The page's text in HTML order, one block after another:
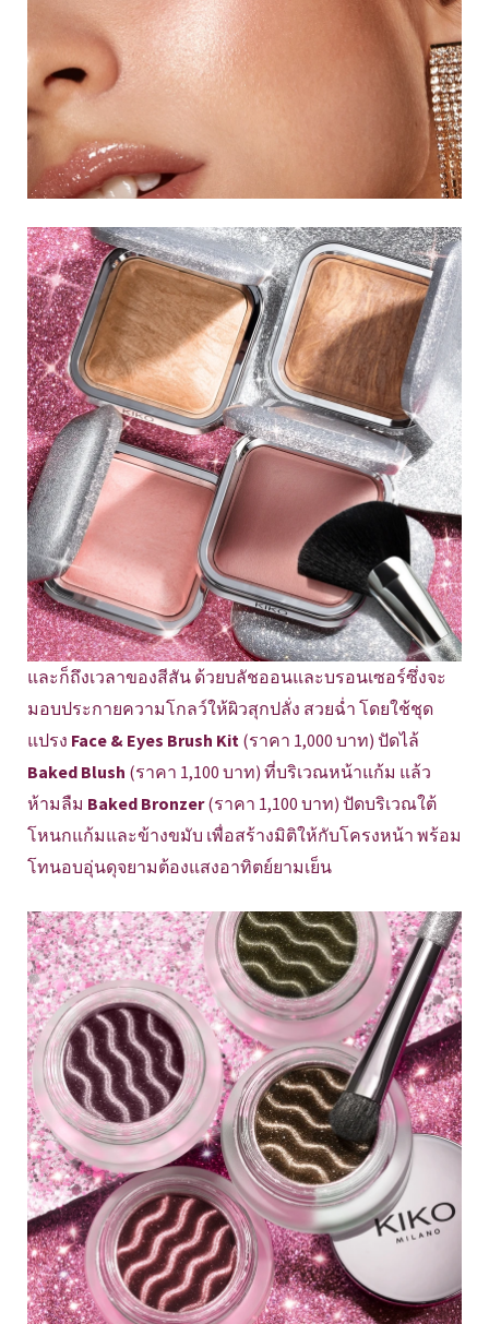
และก็ถึงเวลาของสีสัน ด้วยบลัชออนและบรอนเซอร์ซึ่งจะ
มอบประกายความโกลว์ให้ผิวสุกปลั่ง สวยฉ่ำ โดยใช้ชุด
แปรง Face & Eyes Brush Kit (ราคา 1,000 บาท) ปัดไล้
Baked Blush (ราคา 1,100 บาท) ที่บริเวณหน้าแก้ม แล้ว
ห้ามลืม Baked Bronzer(ราคา 1,100 บาท) ปัดบริเวณใต้
โหนกแก้มและข้างขมับ เพื่อสร้างมิติให้กับโครงหน้า พร้อม
โทนอบอุ่นดุจยามต้องแสงอาทิตย์ยามเย็น